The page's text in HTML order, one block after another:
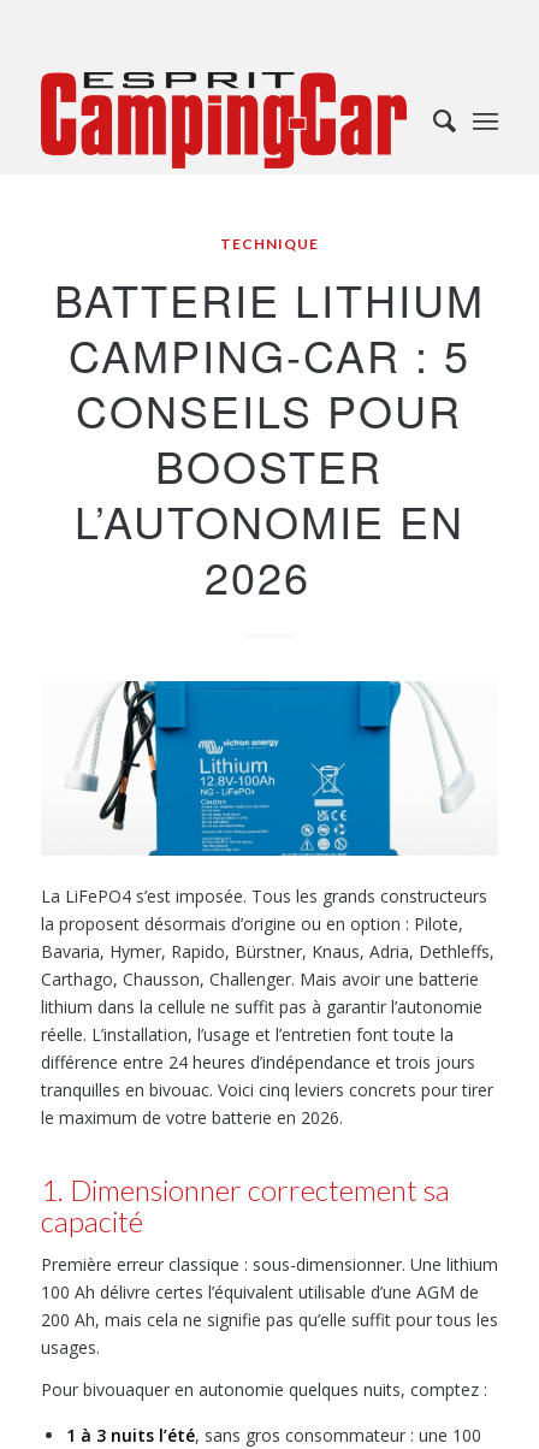
TECHNIQUE
BATTERIE LITHIUM
CAMPING-CAR : 5
CONSEILS POUR
BOOSTER
L’AUTONOMIE EN
2026
La LiFePO4 s’est imposée. Tous les grands constructeurs
la proposent désormais d’origine ou en option : Pilote,
Bavaria, Hymer, Rapido, Bürstner, Knaus, Adria, Dethleffs,
Carthago, Chausson, Challenger. Mais avoir une batterie
lithium dans la cellule ne suffit pas à garantir l’autonomie
réelle. L’installation, l’usage et l’entretien font toute la
différence entre 24 heures d’indépendance et trois jours
tranquilles en bivouac. Voici cinq leviers concrets pour tirer
le maximum de votre batterie en 2026.
1. Dimensionner correctement sa
capacité
Première erreur classique : sous-dimensionner. Une lithium
100 Ah délivre certes l’équivalent utilisable d’une AGM de
200 Ah, mais cela ne signifie pas qu’elle suffit pour tous les
usages.
Pour bivouaquer en autonomie quelques nuits, comptez :
1 à 3 nuits l’été, sans gros consommateur : une 100